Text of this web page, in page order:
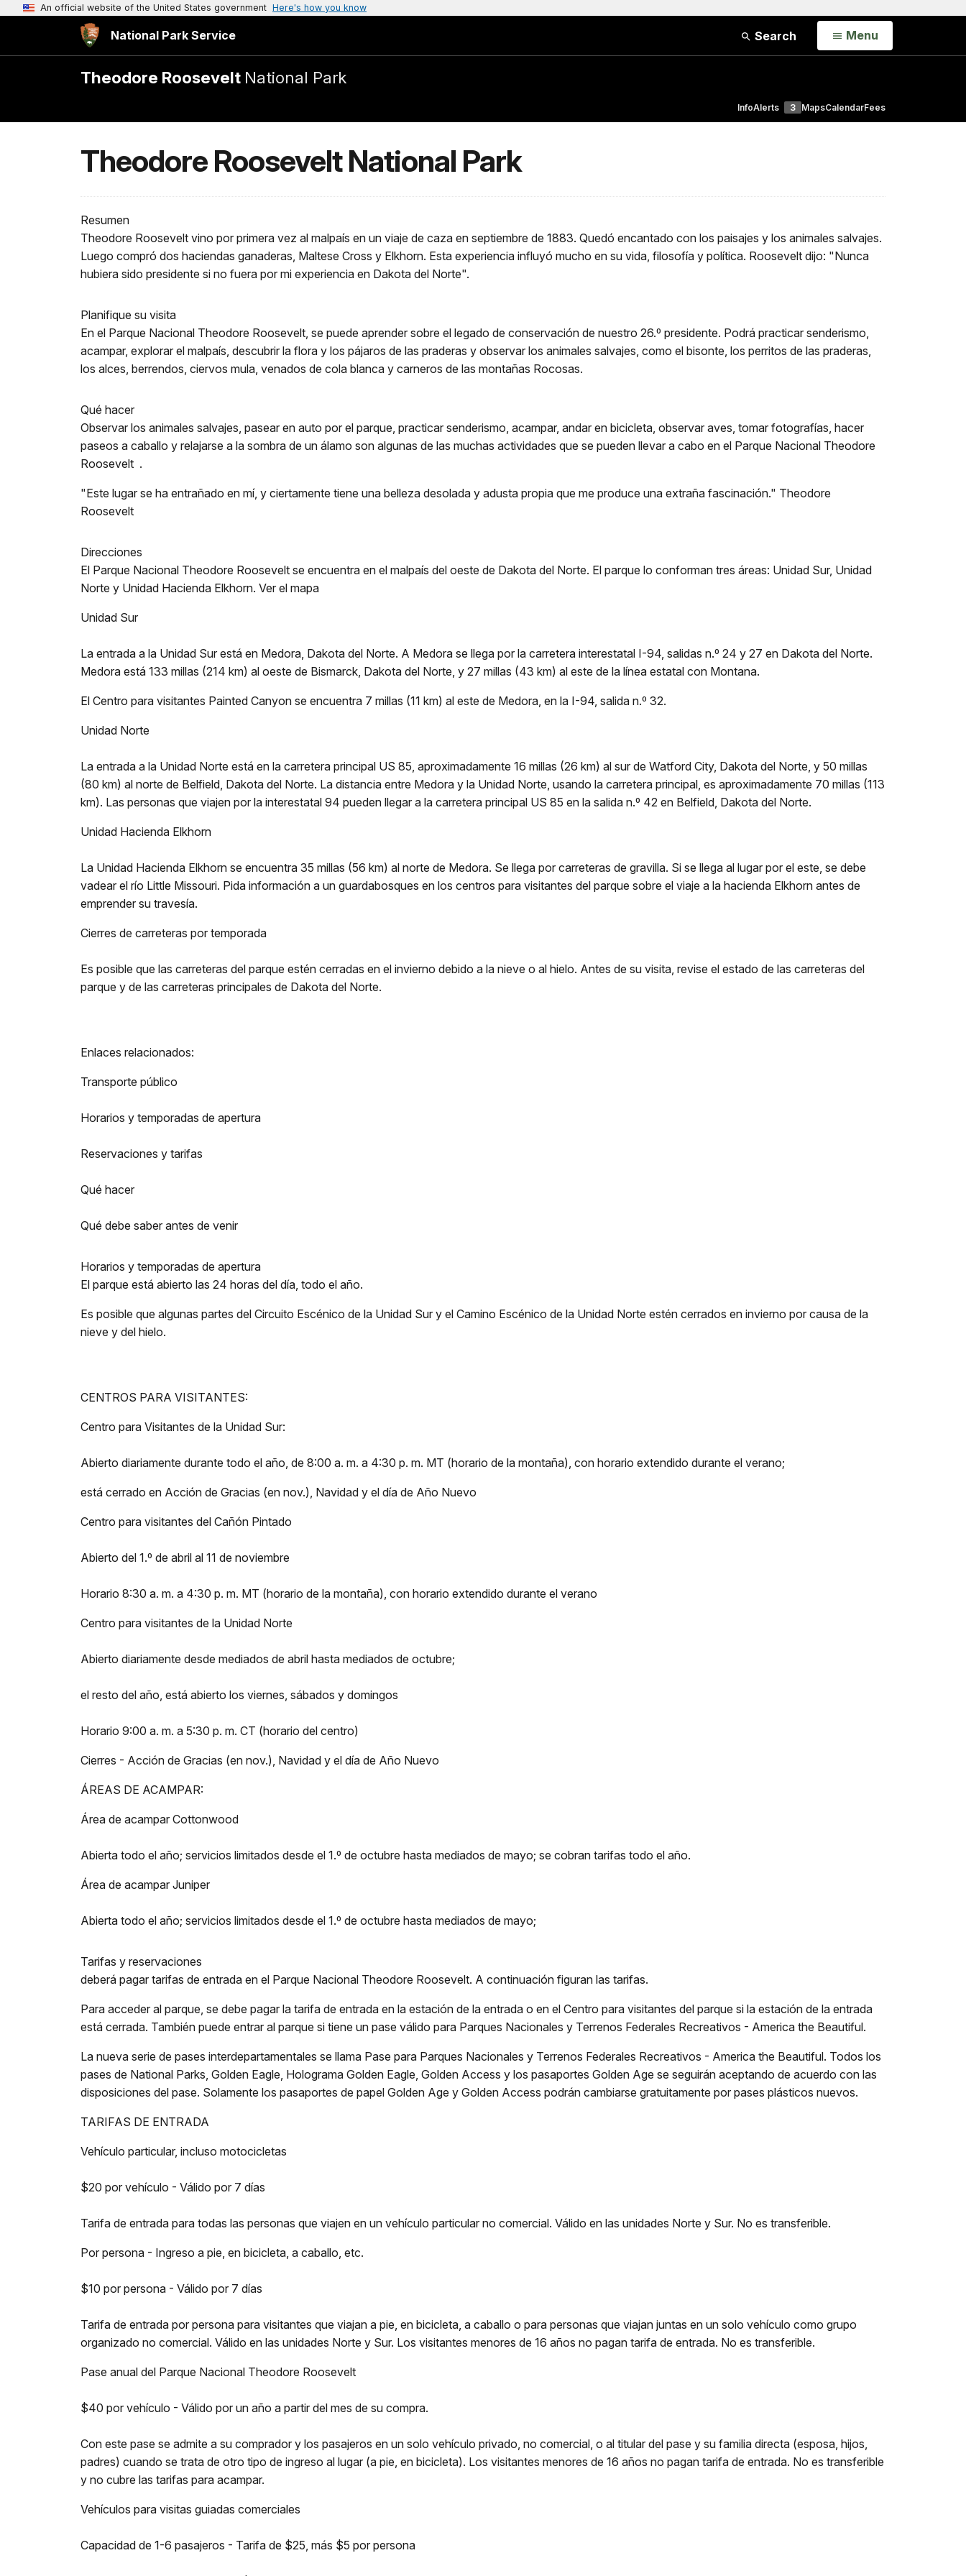
An official website of the United States government Here's how you know
National Park Service Search Open
Menu
Theodore Roosevelt National Park
InfoAlerts 3 MapsCalendarFees
Theodore Roosevelt National Park
Resumen
Theodore Roosevelt vino por primera vez al malpaís en un viaje de caza en septiembre de 1883. Quedó encantado con los paisajes y los animales salvajes.
Luego compró dos haciendas ganaderas, Maltese Cross y Elkhorn. Esta experiencia influyó mucho en su vida, filosofía y política. Roosevelt dijo: "Nunca
hubiera sido presidente si no fuera por mi experiencia en Dakota del Norte".
Planifique su visita
En el Parque Nacional Theodore Roosevelt, se puede aprender sobre el legado de conservación de nuestro 26.º presidente. Podrá practicar senderismo,
acampar, explorar el malpaís, descubrir la flora y los pájaros de las praderas y observar los animales salvajes, como el bisonte, los perritos de las praderas,
los alces, berrendos, ciervos mula, venados de cola blanca y carneros de las montañas Rocosas.
Qué hacer
Observar los animales salvajes, pasear en auto por el parque, practicar senderismo, acampar, andar en bicicleta, observar aves, tomar fotografías, hacer
paseos a caballo y relajarse a la sombra de un álamo son algunas de las muchas actividades que se pueden llevar a cabo en el Parque Nacional Theodore
Roosevelt .
"Este lugar se ha entrañado en mí, y ciertamente tiene una belleza desolada y adusta propia que me produce una extraña fascinación." Theodore
Roosevelt
Direcciones
El Parque Nacional Theodore Roosevelt se encuentra en el malpaís del oeste de Dakota del Norte. El parque lo conforman tres áreas: Unidad Sur, Unidad
Norte y Unidad Hacienda Elkhorn. Ver el mapa
Unidad Sur
La entrada a la Unidad Sur está en Medora, Dakota del Norte. A Medora se llega por la carretera interestatal I-94, salidas n.º 24 y 27 en Dakota del Norte.
Medora está 133 millas (214 km) al oeste de Bismarck, Dakota del Norte, y 27 millas (43 km) al este de la línea estatal con Montana.
El Centro para visitantes Painted Canyon se encuentra 7 millas (11 km) al este de Medora, en la I-94, salida n.º 32.
Unidad Norte
La entrada a la Unidad Norte está en la carretera principal US 85, aproximadamente 16 millas (26 km) al sur de Watford City, Dakota del Norte, y 50 millas
(80 km) al norte de Belfield, Dakota del Norte. La distancia entre Medora y la Unidad Norte, usando la carretera principal, es aproximadamente 70 millas (113
km). Las personas que viajen por la interestatal 94 pueden llegar a la carretera principal US 85 en la salida n.º 42 en Belfield, Dakota del Norte.
Unidad Hacienda Elkhorn
La Unidad Hacienda Elkhorn se encuentra 35 millas (56 km) al norte de Medora. Se llega por carreteras de gravilla. Si se llega al lugar por el este, se debe
vadear el río Little Missouri. Pida información a un guardabosques en los centros para visitantes del parque sobre el viaje a la hacienda Elkhorn antes de
emprender su travesía.
Cierres de carreteras por temporada
Es posible que las carreteras del parque estén cerradas en el invierno debido a la nieve o al hielo. Antes de su visita, revise el estado de las carreteras del
parque y de las carreteras principales de Dakota del Norte.
Enlaces relacionados:
Transporte público
Horarios y temporadas de apertura
Reservaciones y tarifas
Qué hacer
Qué debe saber antes de venir
Horarios y temporadas de apertura
El parque está abierto las 24 horas del día, todo el año.
Es posible que algunas partes del Circuito Escénico de la Unidad Sur y el Camino Escénico de la Unidad Norte estén cerrados en invierno por causa de la
nieve y del hielo.
CENTROS PARA VISITANTES:
Centro para Visitantes de la Unidad Sur:
Abierto diariamente durante todo el año, de 8:00 a. m. a 4:30 p. m. MT (horario de la montaña), con horario extendido durante el verano;
está cerrado en Acción de Gracias (en nov.), Navidad y el día de Año Nuevo
Centro para visitantes del Cañón Pintado
Abierto del 1.º de abril al 11 de noviembre
Horario 8:30 a. m. a 4:30 p. m. MT (horario de la montaña), con horario extendido durante el verano
Centro para visitantes de la Unidad Norte
Abierto diariamente desde mediados de abril hasta mediados de octubre;
el resto del año, está abierto los viernes, sábados y domingos
Horario 9:00 a. m. a 5:30 p. m. CT (horario del centro)
Cierres - Acción de Gracias (en nov.), Navidad y el día de Año Nuevo
ÁREAS DE ACAMPAR:
Área de acampar Cottonwood
Abierta todo el año; servicios limitados desde el 1.º de octubre hasta mediados de mayo; se cobran tarifas todo el año.
Área de acampar Juniper
Abierta todo el año; servicios limitados desde el 1.º de octubre hasta mediados de mayo;
Tarifas y reservaciones
deberá pagar tarifas de entrada en el Parque Nacional Theodore Roosevelt. A continuación figuran las tarifas.
Para acceder al parque, se debe pagar la tarifa de entrada en la estación de la entrada o en el Centro para visitantes del parque si la estación de la entrada
está cerrada. También puede entrar al parque si tiene un pase válido para Parques Nacionales y Terrenos Federales Recreativos - America the Beautiful.
La nueva serie de pases interdepartamentales se llama Pase para Parques Nacionales y Terrenos Federales Recreativos - America the Beautiful. Todos los
pases de National Parks, Golden Eagle, Holograma Golden Eagle, Golden Access y los pasaportes Golden Age se seguirán aceptando de acuerdo con las
disposiciones del pase. Solamente los pasaportes de papel Golden Age y Golden Access podrán cambiarse gratuitamente por pases plásticos nuevos.
TARIFAS DE ENTRADA
Vehículo particular, incluso motocicletas
$20 por vehículo - Válido por 7 días
Tarifa de entrada para todas las personas que viajen en un vehículo particular no comercial. Válido en las unidades Norte y Sur. No es transferible.
Por persona - Ingreso a pie, en bicicleta, a caballo, etc.
$10 por persona - Válido por 7 días
Tarifa de entrada por persona para visitantes que viajan a pie, en bicicleta, a caballo o para personas que viajan juntas en un solo vehículo como grupo
organizado no comercial. Válido en las unidades Norte y Sur. Los visitantes menores de 16 años no pagan tarifa de entrada. No es transferible.
Pase anual del Parque Nacional Theodore Roosevelt
$40 por vehículo - Válido por un año a partir del mes de su compra.
Con este pase se admite a su comprador y los pasajeros en un solo vehículo privado, no comercial, o al titular del pase y su familia directa (esposa, hijos,
padres) cuando se trata de otro tipo de ingreso al lugar (a pie, en bicicleta). Los visitantes menores de 16 años no pagan tarifa de entrada. No es transferible
y no cubre las tarifas para acampar.
Vehículos para visitas guiadas comerciales
Capacidad de 1-6 pasajeros - Tarifa de $25, más $5 por persona